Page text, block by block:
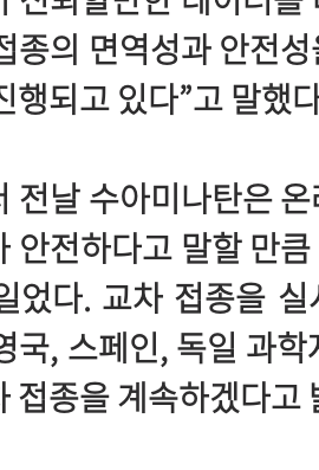
종의 면역성과 안전
행되고 있다”고 말했
전날 수아미나탄은
안전하다고 말할 만
었다. 교차 접종을
국, 스페인, 독일 과
접종을 계속하겠다고